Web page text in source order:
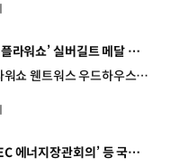
현대건설, 영국 ‘RHS 플라워쇼’ 실버길트 메달 수상
현대건설이 ‘RHS 플라워쇼 웬트워스 우드하우스 2025’ 쇼가든 부문에서 국내 건설사 최초로 실버길트 메달을 수상했습니다. ‘RHS 플라워쇼’는 영국 왕립원예협회가 주관하는 세계 최고의 글로벌 정원축제로, 수상작인 ‘정원이 속삭이다’는 현대건설과 성균관대학교의 공동 작품인데요. 다양한 높이의 하얀색 기둥을 통해 자연의 시적인 풍경으로 초대하는 연출이 매력적인 작품으로, 자연과 건축, 예술이 경계를 허물고 조화를 이룬 디자인으로 극찬을 받으며 K-가든의 국제적 위상을 높였습니다. 현대건설은 앞으로도 단순한 주거 공간을 넘어 자연과의 조화를 통한 현대건설만의 하이엔드 주거 미학을 이어 나갈 계획입니다.
현대자동차그룹, ‘APEC 에너지장관회의’ 등 국제행사 공식 차량 지원